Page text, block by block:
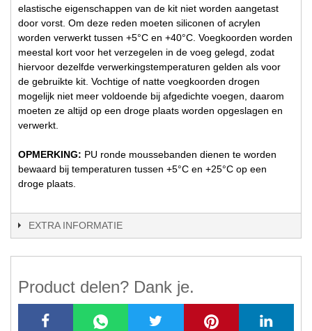
elastische eigenschappen van de kit niet worden aangetast
door vorst. Om deze reden moeten siliconen of acrylen
worden verwerkt tussen +5°C en +40°C. Voegkoorden worden
meestal kort voor het verzegelen in de voeg gelegd, zodat
hiervoor dezelfde verwerkingstemperaturen gelden als voor
de gebruikte kit. Vochtige of natte voegkoorden drogen
mogelijk niet meer voldoende bij afgedichte voegen, daarom
moeten ze altijd op een droge plaats worden opgeslagen en
verwerkt.
OPMERKING: PU ronde moussebanden dienen te worden
bewaard bij temperaturen tussen +5°C en +25°C op een
droge plaats.
EXTRA INFORMATIE
Product delen? Dank je.